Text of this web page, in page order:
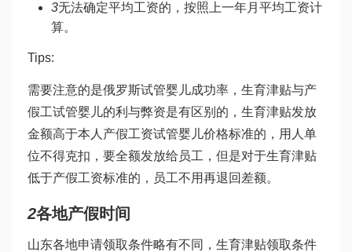
3无法确定平均工资的，按照上一年月平均工资计
算。
Tips:
需要注意的是俄罗斯试管婴儿成功率 ，生育津贴与产
假工试管婴儿的利与弊资是有区别的，生育津贴发放
金额高于本人产假工资试管婴儿价格标准的，用人单
位不得克扣，要全额发放给员工，但是对于生育津贴
低于产假工资标准的，员工不用再退回差额。
2各地产假时间
山东各地申请领取条件略有不同，生育津贴领取条件